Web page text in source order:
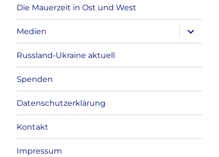
Die Mauerzeit in Ost und West
Medien
anzeigen
Russland-Ukraine aktuell
Spenden
Datenschutzerklärung
Kontakt
Impressum